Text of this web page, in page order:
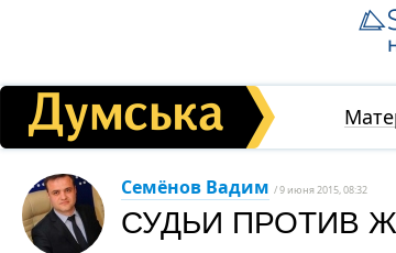
Семёнов Вадим / 9 июня 2015, 08:32
СУДЬИ ПРОТИВ